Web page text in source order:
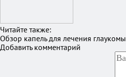
Читайте также:
Обзор капель для лечения глаукомы
Добавить комментарий